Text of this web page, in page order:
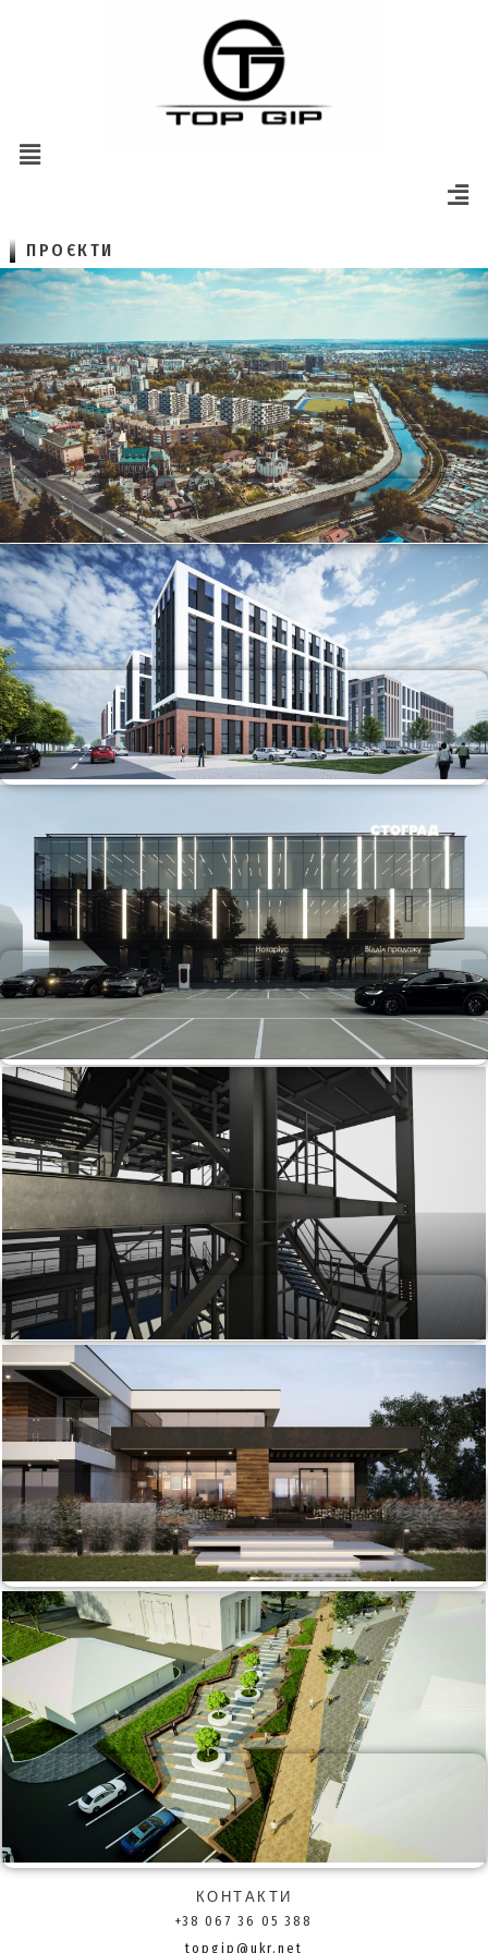
ПРОЄКТИ
Містобудування
Житлові комплекси
Комерційні будівлі
Промислові забудови
Приватне житло
Ландшафт
КОНТАКТИ
+38 067 36 05 388
topgip@ukr.net